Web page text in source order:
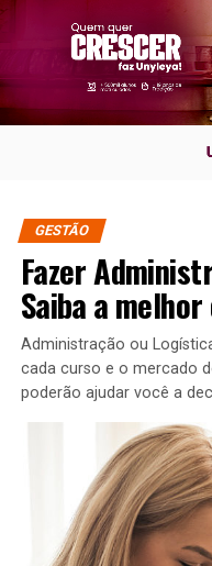
GESTÃO
Fazer
Saiba a
Administração ou
cada curso e o mercado
poderão ajudar você a